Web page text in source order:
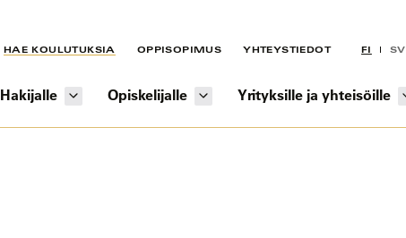
HAE KOULUTUKSIA OPPISOPIMUS YHTEYSTIEDOT FI SV
Hakijalle Opiskelijalle Yrityksille ja yhteisöille